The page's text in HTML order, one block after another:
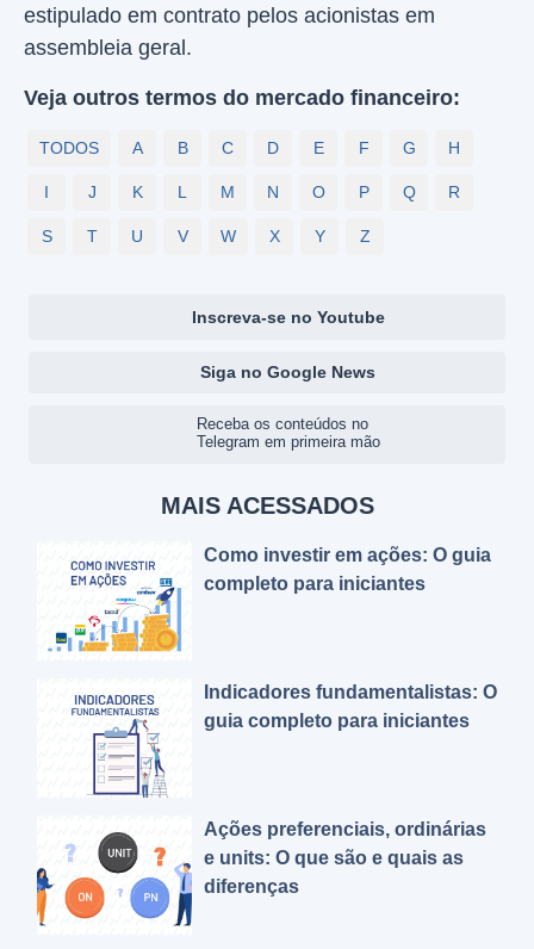
estipulado em contrato pelos acionistas em
assembleia geral.
Veja outros termos do mercado financeiro:
TODOS A B C D E F G H
I J K L M N O P Q R
S T U V W X Y Z
Inscreva-se no Youtube
Siga no Google News
Receba os conteúdos no
Telegram em primeira mão
MAIS ACESSADOS
Como investir em ações: O guia
completo para iniciantes
Indicadores fundamentalistas: O
guia completo para iniciantes
Ações preferenciais, ordinárias
e units: O que são e quais as
diferenças